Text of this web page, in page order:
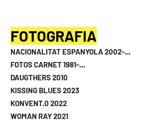
FOTOGRAFIA
NACIONALITAT ESPANYOLA 2002-...
FOTOS CARNET 1981-...
DAUGTHERS 2010
KISSING BLUES 2023
KONVENT.0 2022
WOMAN RAY 2021